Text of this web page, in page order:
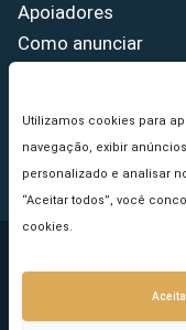
Utilizamos cookies para
navegação, exibir
personalizado e analisar
“Aceitar todos”, você
cookies.
Apoiadores
Como anunciar
Princípios Editoriais
Copyright ©